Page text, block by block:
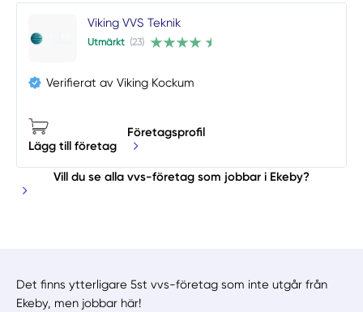
Viking VVS Teknik
Utmärkt (23)
Verifierat av Viking Kockum
Lägg till företag
Företagsprofil
Vill du se alla vvs-företag som jobbar i Ekeby?
Det finns ytterligare 5st vvs-företag som inte utgår från
Ekeby, men jobbar här!